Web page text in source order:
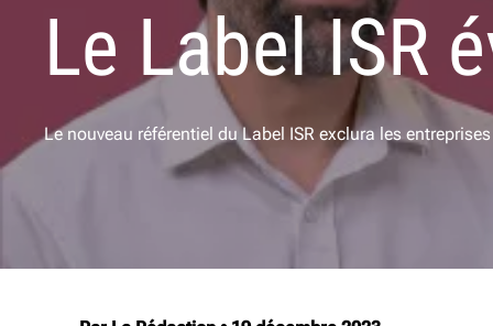
Nos métiers
Comptable et fiscalité
Social et paie
Gestion
Le Label ISR
Le nouveau référentiel du Label ISR exclura les